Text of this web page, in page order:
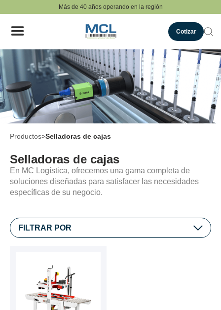
Más de 40 años operando en la región
Cotizar
Productos>Selladoras de cajas
Selladoras de cajas
En MC Logística, ofrecemos una gama completa de
soluciones diseñadas para satisfacer las necesidades
específicas de su negocio.
FILTRAR POR